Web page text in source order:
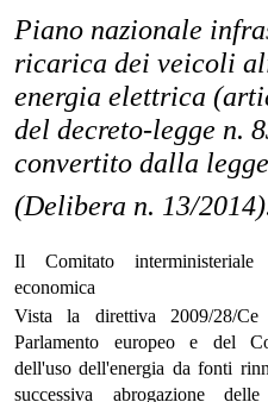
Piano nazionale
ricarica dei veicoli
energia elettrica
del decreto-legge n.
convertito dalla
(Delibera n. 13/
Il Comitato
economica
Vista la direttiva 2009/28/
Parlamento europeo e del
dell'uso dell'energia da fonti
successiva abrogazione